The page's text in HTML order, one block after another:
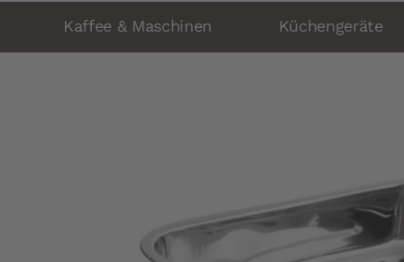
Kaffee & Maschinen Küchengeräte